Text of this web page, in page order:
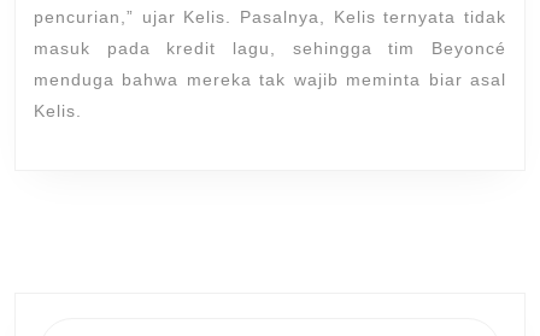
pencurian,” ujar Kelis. Pasalnya, Kelis ternyata tidak
masuk pada kredit lagu, sehingga tim Beyoncé
menduga bahwa mereka tak wajib meminta biar asal
Kelis.